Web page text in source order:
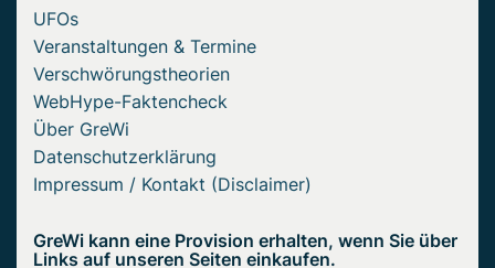
UFOs
Veranstaltungen & Termine
Verschwörungstheorien
WebHype-Faktencheck
Über GreWi
Datenschutzerklärung
Impressum / Kontakt (Disclaimer)
GreWi kann eine Provision erhalten, wenn Sie über
Links auf unseren Seiten einkaufen.